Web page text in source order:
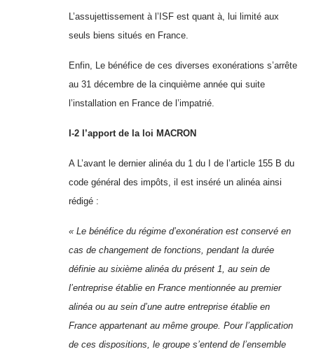
L’assujettissement à l’ISF est quant à, lui limité aux
seuls biens situés en France.
Enfin, Le bénéfice de ces diverses exonérations s’arrête
au 31 décembre de la cinquième année qui suite
l’installation en France de l’impatrié.
I-2 l’apport de la loi MACRON
A L’avant le dernier alinéa du 1 du I de l’article 155 B du
code général des impôts, il est inséré un alinéa ainsi
rédigé :
« Le bénéfice du régime d’exonération est conservé en
cas de changement de fonctions, pendant la durée
définie au sixième alinéa du présent 1, au sein de
l’entreprise établie en France mentionnée au premier
alinéa ou au sein d’une autre entreprise établie en
France appartenant au même groupe. Pour l’application
de ces dispositions, le groupe s’entend de l’ensemble